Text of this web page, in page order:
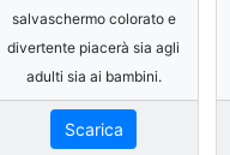
salvaschermo colorato e
divertente piacerà sia agli
adulti sia ai bambini.
Scarica